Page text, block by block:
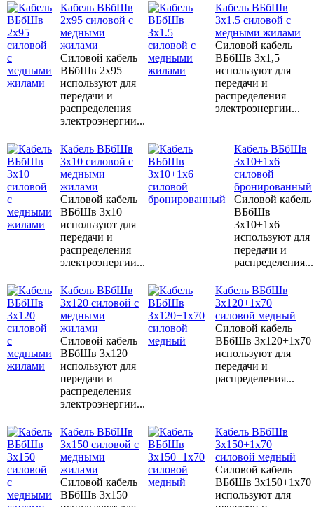
Кабель ВБбШв
2х95 силовой с
медными
жилами
Силовой кабель
ВБбШв 2х95
используют для
передачи и
распределения
электроэнергии...
Кабель ВБбШв
3х1.5 силовой с
медными жилами
Силовой кабель
ВБбШв 3х1,5
используют для
передачи и
распределения
электроэнергии...
Кабель ВБбШв
3х10 силовой с
медными
жилами
Силовой кабель
ВБбШв 3х10
используют для
передачи и
распределения
электроэнергии...
Кабель ВБбШв
3х10+1х6
силовой
бронированный
Силовой кабель
ВБбШв
3х10+1х6
используют для
передачи и
распределения...
Кабель ВБбШв
3х120 силовой с
медными
жилами
Силовой кабель
ВБбШв 3х120
используют для
передачи и
распределения
электроэнергии...
Кабель ВБбШв
3х120+1х70
силовой медный
Силовой кабель
ВБбШв 3х120+1х70
используют для
передачи и
распределения...
Кабель ВБбШв
3х150 силовой с
медными
жилами
Силовой кабель
ВБбШв 3х150
Кабель ВБбШв
3х150+1х70
силовой медный
Силовой кабель
ВБбШв 3х150+1х70
используют для